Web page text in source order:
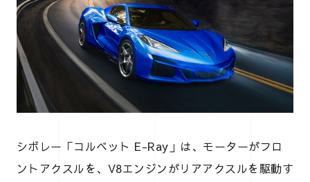
シボレー「コルベット E-Ray」は、モーターがフロ
ントアクスルを、V8エンジンがリアアクスルを駆動す